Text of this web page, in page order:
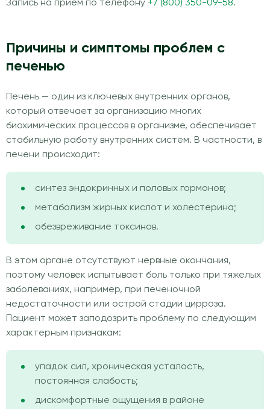
Запись на прием по телефону +7 (800) 350-09-58.
Причины и симптомы проблем с
печенью
Печень — один из ключевых внутренних органов,
который отвечает за организацию многих
биохимических процессов в организме, обеспечивает
стабильную работу внутренних систем. В частности, в
печени происходит:
синтез эндокринных и половых гормонов;
метаболизм жирных кислот и холестерина;
обезвреживание токсинов.
В этом органе отсутствуют нервные окончания,
поэтому человек испытывает боль только при тяжелых
заболеваниях, например, при печеночной
недостаточности или острой стадии цирроза.
Пациент может заподозрить проблему по следующим
характерным признакам:
упадок сил, хроническая усталость,
постоянная слабость;
дискомфортные ощущения в районе